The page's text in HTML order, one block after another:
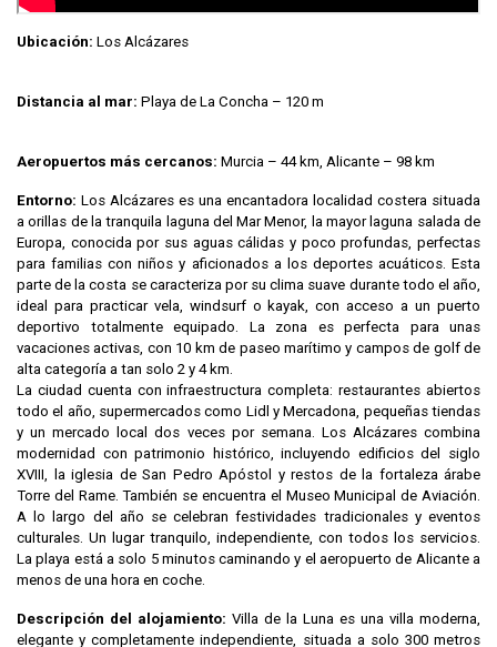
Ubicación: Los Alcázares
Distancia al mar: Playa de La Concha – 120 m
Aeropuertos más cercanos: Murcia – 44 km, Alicante – 98 km
Entorno: Los Alcázares es una encantadora localidad costera situada
a orillas de la tranquila laguna del Mar Menor, la mayor laguna salada de
Europa, conocida por sus aguas cálidas y poco profundas, perfectas
para familias con niños y aficionados a los deportes acuáticos. Esta
parte de la costa se caracteriza por su clima suave durante todo el año,
ideal para practicar vela, windsurf o kayak, con acceso a un puerto
deportivo totalmente equipado. La zona es perfecta para unas
vacaciones activas, con 10 km de paseo marítimo y campos de golf de
alta categoría a tan solo 2 y 4 km.
La ciudad cuenta con infraestructura completa: restaurantes abiertos
todo el año, supermercados como Lidl y Mercadona, pequeñas tiendas
y un mercado local dos veces por semana. Los Alcázares combina
modernidad con patrimonio histórico, incluyendo edificios del siglo
XVIII, la iglesia de San Pedro Apóstol y restos de la fortaleza árabe
Torre del Rame. También se encuentra el Museo Municipal de Aviación.
A lo largo del año se celebran festividades tradicionales y eventos
culturales. Un lugar tranquilo, independiente, con todos los servicios.
La playa está a solo 5 minutos caminando y el aeropuerto de Alicante a
menos de una hora en coche.
Descripción del alojamiento: Villa de la Luna es una villa moderna,
elegante y completamente independiente, situada a solo 300 metros